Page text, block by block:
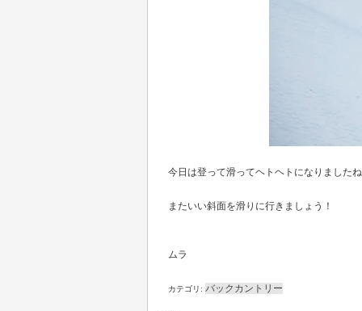
今日は登って滑ってヘトヘトになりました
またいい斜面を滑りに行きましょう！
ムラ
カテゴリ: バックカントリー